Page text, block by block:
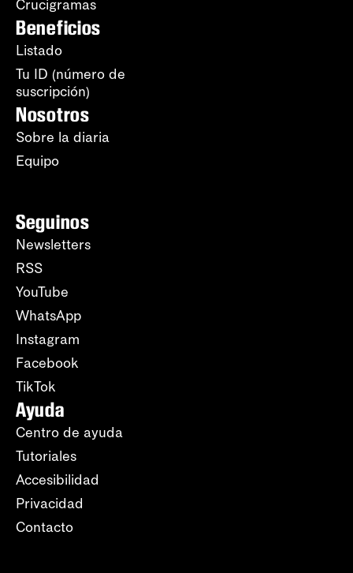
Crucigramas
Beneficios
Listado
Tu ID (número de
suscripción)
Nosotros
Sobre la diaria
Equipo
Seguinos
Newsletters
RSS
YouTube
WhatsApp
Instagram
Facebook
TikTok
Ayuda
Centro de ayuda
Tutoriales
Accesibilidad
Privacidad
Contacto